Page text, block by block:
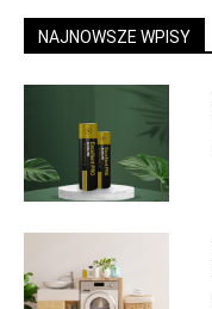
NAJNOWSZE WPISY